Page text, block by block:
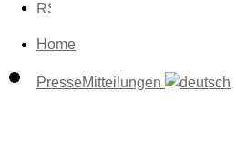
Home
PresseMitteilungen